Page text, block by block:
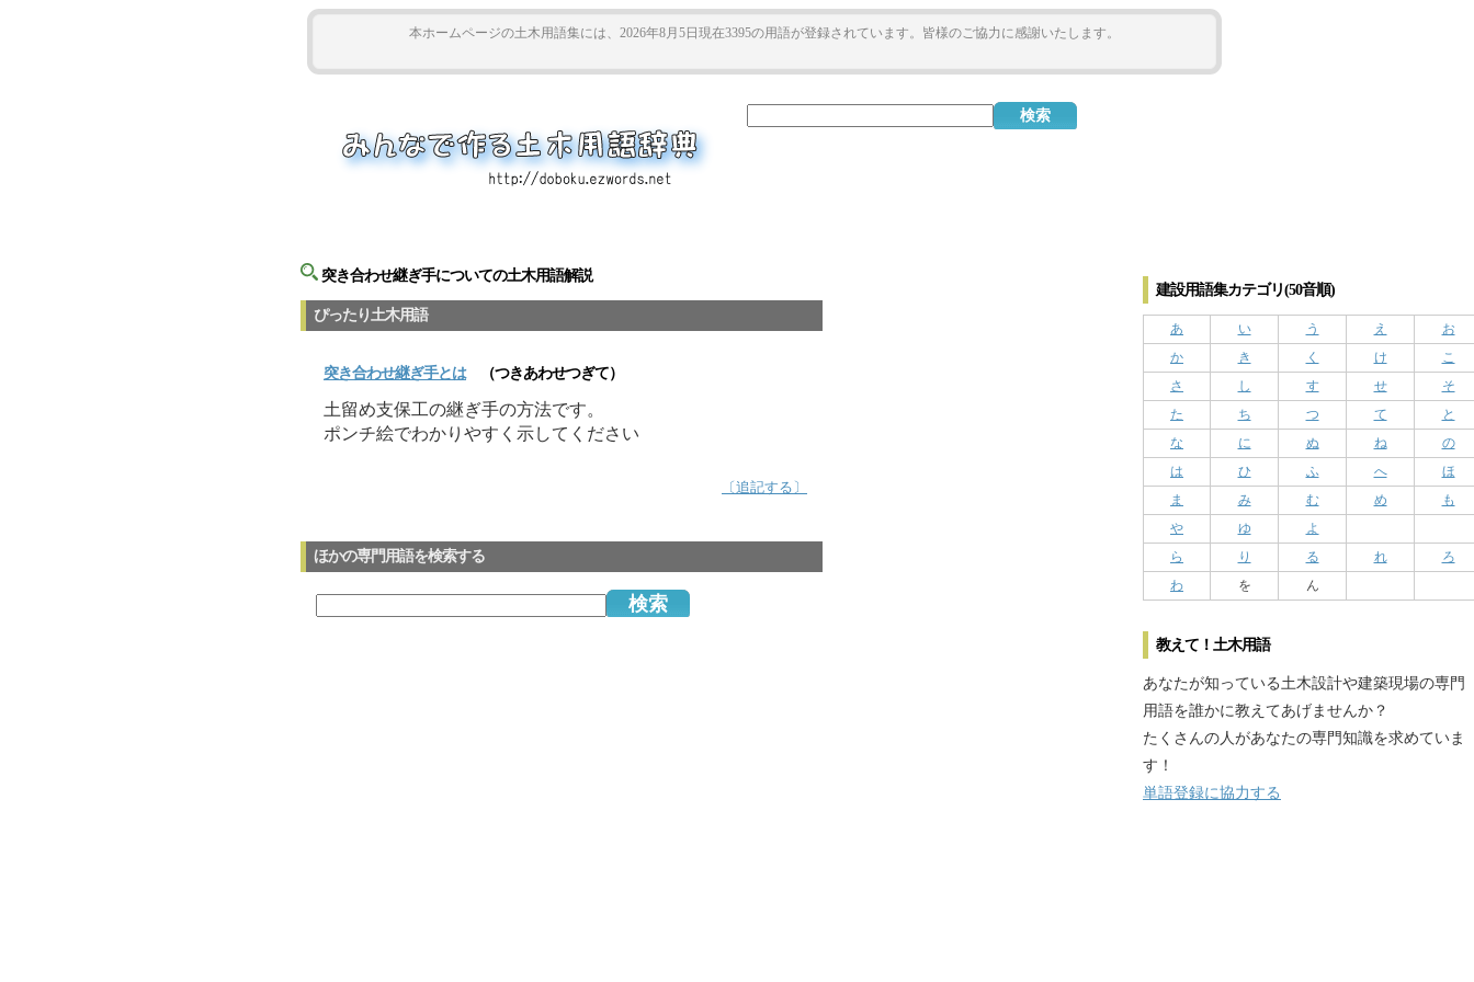
本ホームページの土木用語集には、2026年8月5日現在3395の用語が登録されています。皆様のご協力に感謝いたします。
突き合わせ継ぎ手についての土木用語解説
ぴったり土木用語
突き合わせ継ぎ手とは（つきあわせつぎて）
土留め支保工の継ぎ手の方法です。
ポンチ絵でわかりやすく示してください
〔追記する〕
ほかの専門用語を検索する
建設用語集カテゴリ(50音順)
あ い う え
お
か
き く け
こ
さ
し す せ
そ
た
ち つ て
と
な
に ぬ ね
の
は
ひ ふ へ
ほ
ま
み む め
も
や
ゆ
よ
ら
り る れ
ろ
わ
を ん
教えて！土木用語
あなたが知っている土木設計や建築現場の専門
用語を誰かに教えてあげませんか？
たくさんの人があなたの専門知識を求めていま
す！
単語登録に協力する